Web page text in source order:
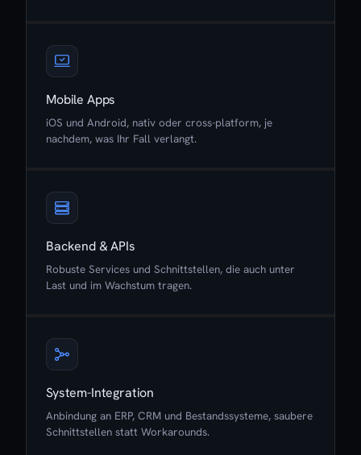
Mobile Apps
iOS und Android, nativ oder cross-platform, je
nachdem, was Ihr Fall verlangt.
Backend & APIs
Robuste Services und Schnittstellen, die auch unter
Last und im Wachstum tragen.
System-Integration
Anbindung an ERP, CRM und Bestandssysteme, saubere
Schnittstellen statt Workarounds.